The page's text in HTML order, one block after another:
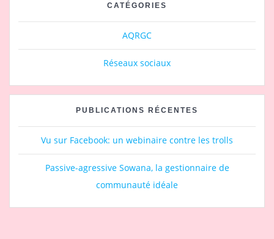
CATÉGORIES
AQRGC
Réseaux sociaux
PUBLICATIONS RÉCENTES
Vu sur Facebook: un webinaire contre les trolls
Passive-agressive Sowana, la gestionnaire de
communauté idéale